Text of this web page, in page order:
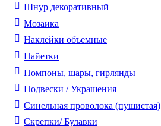
Шнур декоративный
Мозаика
Наклейки объемные
Пайетки
Помпоны, шары, гирлянды
Подвески / Украшения
Синельная проволока (пушистая)
Скрепки/ Булавки